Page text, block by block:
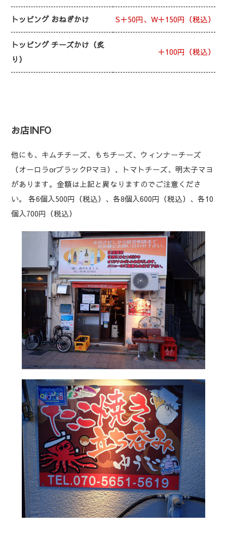
トッピング おねぎかけ S＋50円、W＋150円（税込）
トッピング チーズかけ（炙
り）
＋100円（税込）
お店INFO
他にも、キムチチーズ、もちチーズ、ウィンナーチーズ
（オーロラorブラックPマヨ）、トマトチーズ、明太子マヨ
があります。金額は上記と異なりますのでご注意くださ
い。 各6個入500円（税込）、各8個入600円（税込）、各10
個入700円（税込）